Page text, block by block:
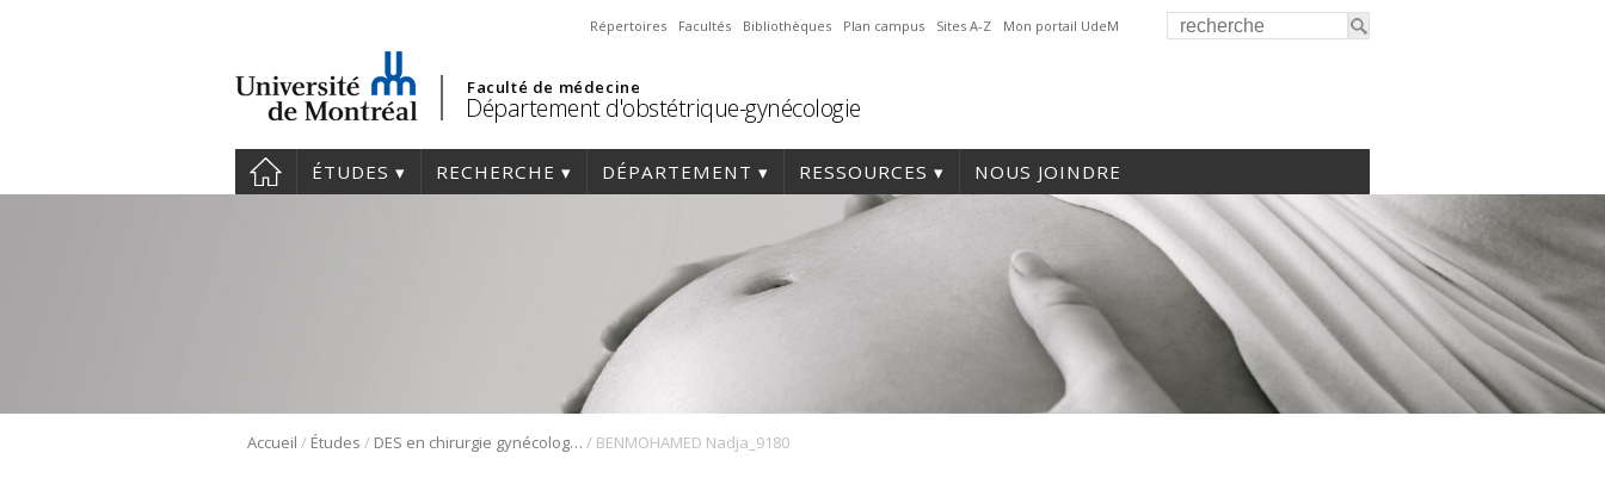
Répertoires Facultés Bibliothèques Plan campus Sites A-Z Mon portail UdeM
Faculté de médecine
Département d'obstétrique-gynécologie
ÉTUDES RECHERCHE DÉPARTEMENT RESSOURCES NOUS JOINDRE
Accueil / Études / DES en chirurgie gynécologique minimalement invasive / BENMOHAMED Nadja_9180